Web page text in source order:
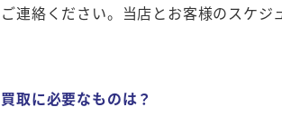
ご連絡ください。当店とお客様のスケジ
買取に必要なものは？